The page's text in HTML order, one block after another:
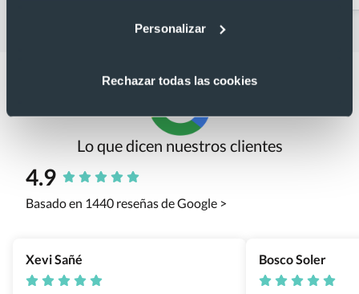
Personalizar
Rechazar todas las cookies
Lo que dicen nuestros clientes
4.9
Basado en 1440 reseñas de Google >
Xevi Sañé Bosco Soler